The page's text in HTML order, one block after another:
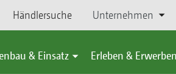
Händlersuche Unternehmen
& Einsatz Erleben & Erwerben